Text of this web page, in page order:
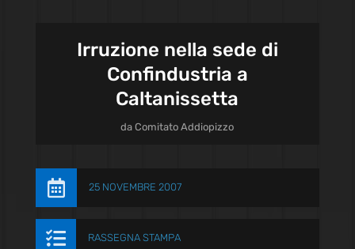
Irruzione nella sede di
Confindustria a
Caltanissetta
daComitato Addiopizzo
 25 NOVEMBRE 2007
 RASSEGNA STAMPA